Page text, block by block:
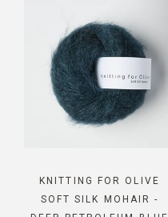
KNITTING FOR OLIVE
SOFT SILK MOHAIR -